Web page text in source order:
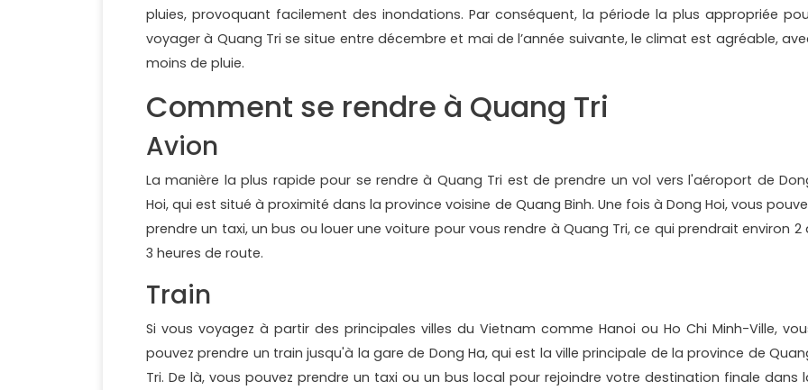
pluies, provoquant facilement des inondations. Par conséquent, la période la plus appropriée
voyager à Quang Tri se situe entre décembre et mai de l’année suivante, le climat est agréable,
moins de pluie.
Comment se rendre à Quang Tri
Avion
La manière la plus rapide pour se rendre à Quang Tri est de prendre un vol vers l'aéroport de
Hoi, qui est situé à proximité dans la province voisine de Quang Binh. Une fois à Dong Hoi, vous
prendre un taxi, un bus ou louer une voiture pour vous rendre à Quang Tri, ce qui prendrait environ 2
3 heures de route.
Train
Si vous voyagez à partir des principales villes du Vietnam comme Hanoi ou Ho Chi Minh-Ville,
pouvez prendre un train jusqu'à la gare de Dong Ha, qui est la ville principale de la province de
Tri. De là, vous pouvez prendre un taxi ou un bus local pour rejoindre votre destination finale dans